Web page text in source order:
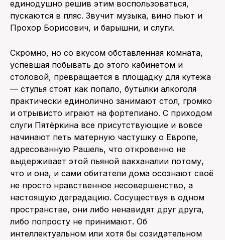
единодушно решив этим воспользоваться,
пускаются в пляс. Звучит музыка, вино пьют и
Прохор Борисович, и барышни, и слуги.
Скромно, но со вкусом обставленная комната,
успевшая побывать до этого кабинетом и
столовой, превращается в площадку для кутежа
— стулья стоят как попало, бутылки алкоголя
практически единолично занимают стол, громко
и отрывисто играют на фортепиано. С приходом
слуги Пятёркина все присутствующие и вовсе
начинают петь матерную частушку о Европе,
адресованную Рашель, что откровенно не
выдерживает этой пьяной вакханалии потому,
что и она, и сами обитатели дома осознают своё
не просто нравственное несовершенство, а
настоящую деградацию. Сосуществуя в одном
пространстве, они либо ненавидят друг друга,
либо попросту не принимают. Об
интеллектуальном или хотя бы созидательном